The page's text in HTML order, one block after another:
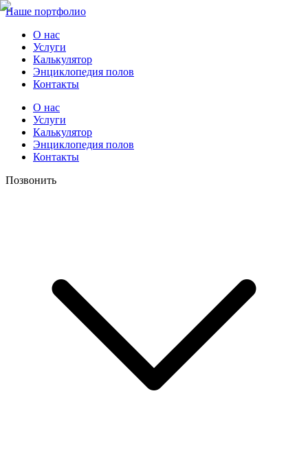
Наше портфолио
О нас
Услуги
Калькулятор
Энциклопедия полов
Контакты
О нас
Услуги
Калькулятор
Энциклопедия полов
Контакты
Позвонить